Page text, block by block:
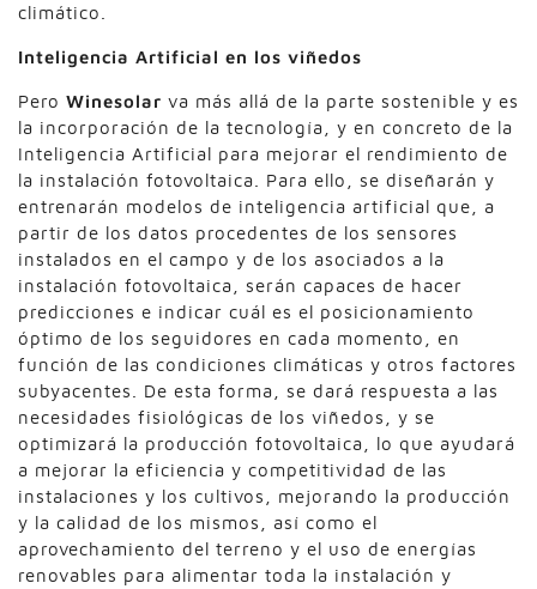
climático.
Inteligencia Artificial en los viñedos
Pero Winesolar va más allá de la parte sostenible y es
la incorporación de la tecnología, y en concreto de la
Inteligencia Artificial para mejorar el rendimiento de
la instalación fotovoltaica. Para ello, se diseñarán y
entrenarán modelos de inteligencia artificial que, a
partir de los datos procedentes de los sensores
instalados en el campo y de los asociados a la
instalación fotovoltaica, serán capaces de hacer
predicciones e indicar cuál es el posicionamiento
óptimo de los seguidores en cada momento, en
función de las condiciones climáticas y otros factores
subyacentes. De esta forma, se dará respuesta a las
necesidades fisiológicas de los viñedos, y se
optimizará la producción fotovoltaica, lo que ayudará
a mejorar la eficiencia y competitividad de las
instalaciones y los cultivos, mejorando la producción
y la calidad de los mismos, así como el
aprovechamiento del terreno y el uso de energías
renovables para alimentar toda la instalación y